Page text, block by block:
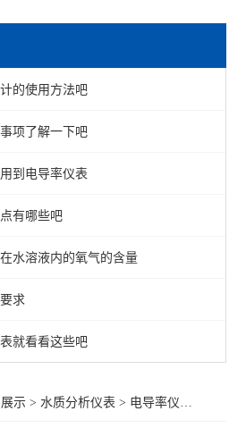
查看全部 >>
的使用方法吧
项了解一下吧
到电导率仪表
有哪些吧
水溶液内的氧气的含量
求
就看看这些吧
示 >水质分析仪表 > 电导率仪表